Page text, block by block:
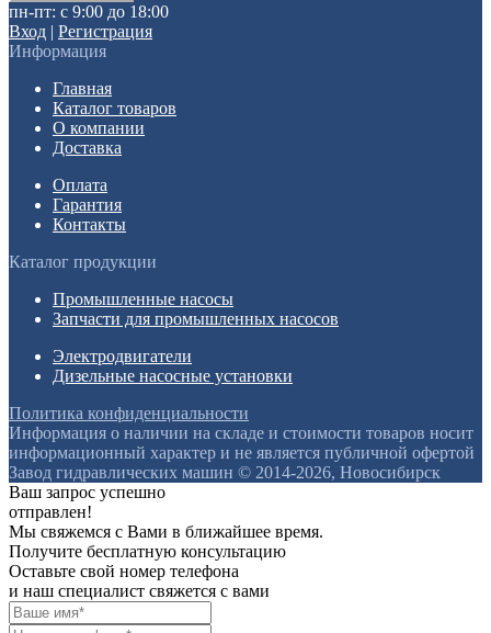
пн-пт: с 9:00 до 18:00
Вход | Регистрация
Информация
Главная
Каталог товаров
О компании
Доставка
Оплата
Гарантия
Контакты
Каталог продукции
Промышленные насосы
Запчасти для промышленных насосов
Электродвигатели
Дизельные насосные установки
Политика конфиденциальности
Информация о наличии на складе и стоимости товаров носит
информационный характер и не является публичной офертой
Завод гидравлических машин © 2014-2026, Новосибирск
Ваш запрос успешно
отправлен!
Мы свяжемся с Вами в ближайшее время.
Получите бесплатную консультацию
Оставьте свой номер телефона
и наш специалист свяжется с вами